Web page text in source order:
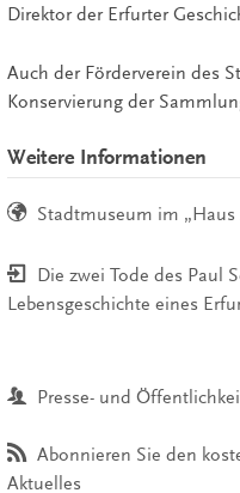
Direktor der Erfurter
Auch der Förderverein des
Konservierung der
Weitere Informationen
Stadtmuseum im „Haus
Die zwei Tode des Paul
Lebensgeschichte eines
Presse- und
Abonnieren Sie den
Aktuelles